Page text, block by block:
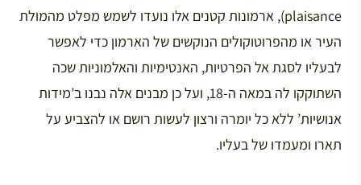
plaisance), ארמונות קטנים אלו נועדו לשמש מפלט מהמולת
העיר או מהפרוטוקולים הנוקשים של הארמון כדי לאפשר
לבעליו לסגת אל הפרטיות, האנטימיות והאלמוניות שכה
השתוקקו לה במאה ה-18, ועל כן מבנים אלה נבנו ב’מידות
אנושיות’ ללא כל יומרה ורצון לעשות רושם או להצביע על
תארו ומעמדו של בעליו.